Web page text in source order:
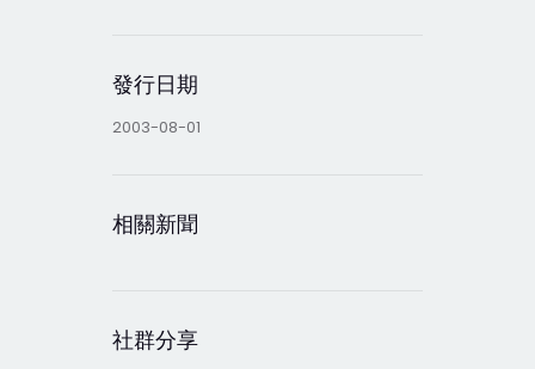
發行日期
2003-08-01
相關新聞
社群分享